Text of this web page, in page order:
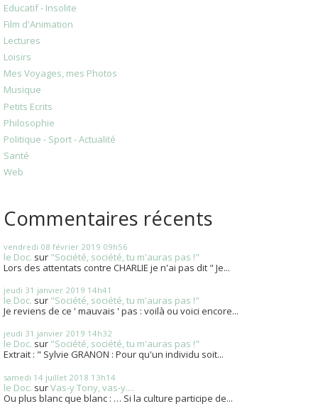
Educatif - Insolite
Film d'Animation
Lectures
Loisirs
Mes Voyages, mes Photos
Musique
Petits Ecrits
Philosophie
Politique - Sport - Actualité
Santé
Web
Commentaires récents
vendredi 08 février 2019 09h56
le Doc. sur "Société, société, tu m'auras pas !"
Lors des attentats contre CHARLIE je n'ai pas dit " Je...
jeudi 31 janvier 2019 14h41
le Doc. sur "Société, société, tu m'auras pas !"
Je reviens de ce ' mauvais ' pas : voilà ou voici encore...
jeudi 31 janvier 2019 14h32
le Doc. sur "Société, société, tu m'auras pas !"
Extrait : " Sylvie GRANON : Pour qu'un individu soit...
samedi 14 juillet 2018 13h14
le Doc. surVas-y Tony, vas-y....
Ou plus blanc que blanc : … Si la culture participe de...